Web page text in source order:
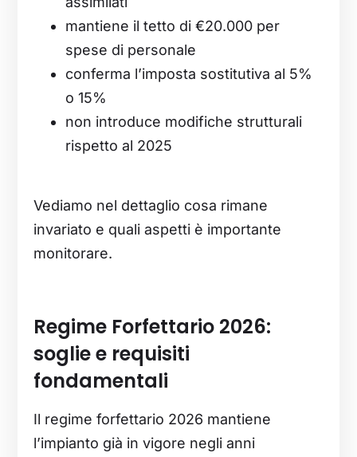
mantiene il tetto di €20.000 per
spese di personale
conferma l’imposta sostitutiva al 5%
o 15%
non introduce modifiche strutturali
rispetto al 2025
Vediamo nel dettaglio cosa rimane
invariato e quali aspetti è importante
monitorare.
Regime Forfettario 2026:
soglie e requisiti
fondamentali
Il regime forfettario 2026 mantiene
l’impianto già in vigore negli anni